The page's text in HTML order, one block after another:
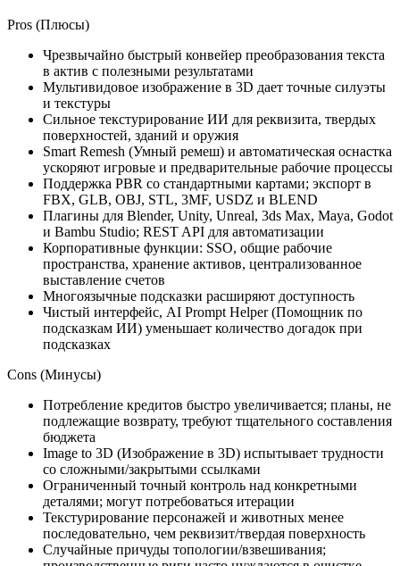
Pros (Плюсы)
Чрезвычайно быстрый конвейер преобразования текста
в актив с полезными результатами
Мультивидовое изображение в 3D дает точные силуэты
и текстуры
Сильное текстурирование ИИ для реквизита, твердых
поверхностей, зданий и оружия
Smart Remesh (Умный ремеш) и автоматическая оснастка
ускоряют игровые и предварительные рабочие процессы
Поддержка PBR со стандартными картами; экспорт в
FBX, GLB, OBJ, STL, 3MF, USDZ и BLEND
Плагины для Blender, Unity, Unreal, 3ds Max, Maya, Godot
и Bambu Studio; REST API для автоматизации
Корпоративные функции: SSO, общие рабочие
пространства, хранение активов, централизованное
выставление счетов
Многоязычные подсказки расширяют доступность
Чистый интерфейс, AI Prompt Helper (Помощник по
подсказкам ИИ) уменьшает количество догадок при
подсказках
Cons (Минусы)
Потребление кредитов быстро увеличивается; планы, не
подлежащие возврату, требуют тщательного составления
бюджета
Image to 3D (Изображение в 3D) испытывает трудности
со сложными/закрытыми ссылками
Ограниченный точный контроль над конкретными
деталями; могут потребоваться итерации
Текстурирование персонажей и животных менее
последовательно, чем реквизит/твердая поверхность
Случайные причуды топологии/взвешивания;